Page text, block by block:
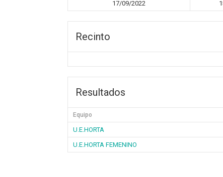
17/09/2022
Recinto
Resultados
Equipo
U.E.HORTA
U.E.HORTA FEMENINO